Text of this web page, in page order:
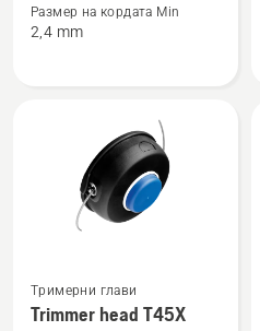
Trimmer
head
Размер на кордата Min
2,4 mm
Вижте
повече
Тримерни глави
Trimmer head T45X